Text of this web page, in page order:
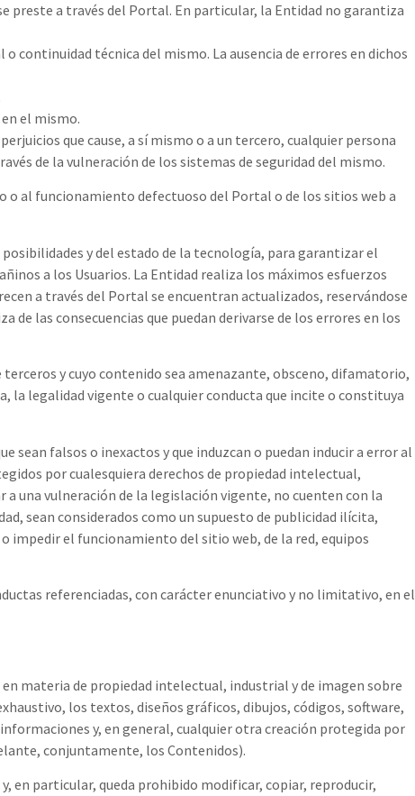
preste a través del Portal. En particular, la Entidad no garantiza
técnica del mismo. La ausencia de errores en dichos
el mismo.
que cause, a sí mismo o a un tercero, cualquier persona
de la vulneración de los sistemas de seguridad del mismo.
o al funcionamiento defectuoso del Portal o de los sitios web a
y del estado de la tecnología, para garantizar el
a los Usuarios. La Entidad realiza los máximos esfuerzos
a través del Portal se encuentran actualizados, reservándose
las consecuencias que puedan derivarse de los errores en los
y cuyo contenido sea amenazante, obsceno, difamatorio,
legalidad vigente o cualquier conducta que incite o constituya
sean falsos o inexactos y que induzcan o puedan inducir a error al
por cualesquiera derechos de propiedad intelectual,
una vulneración de la legislación vigente, no cuenten con la
sean considerados como un supuesto de publicidad ilícita,
impedir el funcionamiento del sitio web, de la red, equipos
referenciadas, con carácter enunciativo y no limitativo, en el
materia de propiedad intelectual, industrial y de imagen sobre
los textos, diseños gráficos, dibujos, códigos, software,
y, en general, cualquier otra creación protegida por
conjuntamente, los Contenidos).
en particular, queda prohibido modificar, copiar, reproducir,